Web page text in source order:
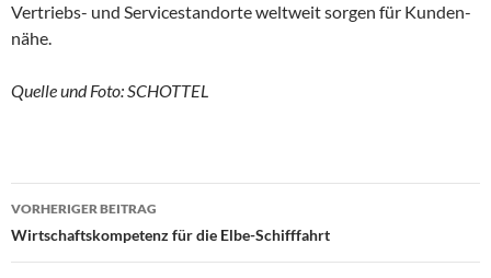
Vertriebs- und Servicestandorte weltweit sorgen für Kunden­
nähe.
Quelle und Foto: SCHOTTEL
Beitragsnavigation
VORHERIGER BEITRAG
Wirtschaftskompetenz für die Elbe-Schifffahrt